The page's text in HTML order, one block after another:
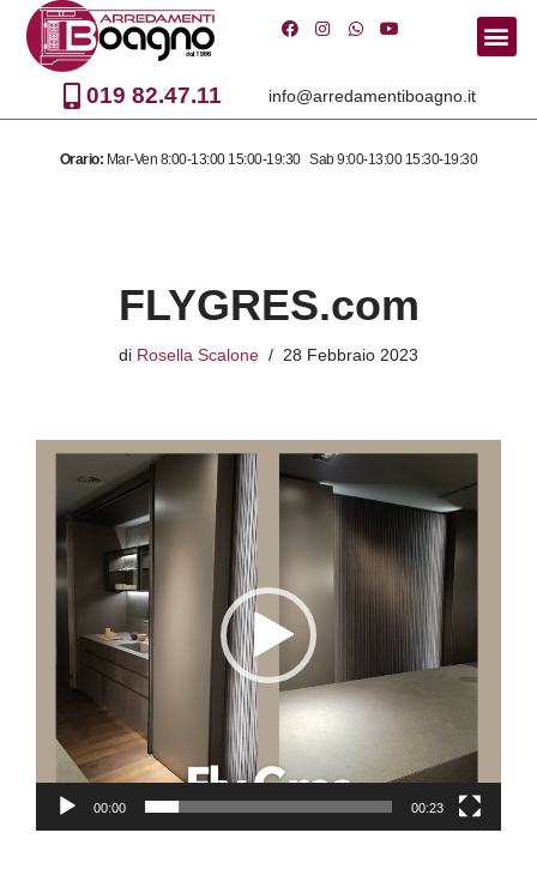
Vai
contenuto
019 82.47.11 info@arredamentiboagno.it
Orario: Mar-Ven 8:00-13:00 15:00-19:30 Sab 9:00-13:00 15:30-19:30
FLYGRES.com
di Rosella Scalone 28 Febbraio 2023
00:00 00:23